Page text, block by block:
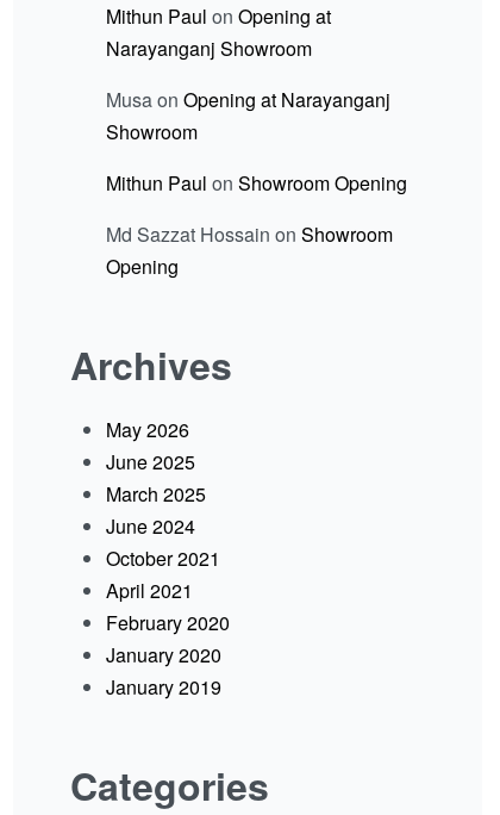
Mithun Paul on Opening at
Narayanganj Showroom
Musaon Opening at Narayanganj
Showroom
Mithun Paul on Showroom Opening
Md Sazzat Hossain on Showroom
Opening
Archives
May 2026
June 2025
March 2025
June 2024
October 2021
April 2021
February 2020
January 2020
January 2019
Categories